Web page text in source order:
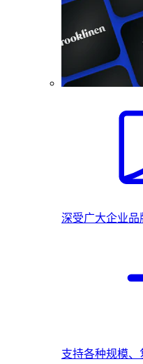
深受广大企业品
支持各种规模、